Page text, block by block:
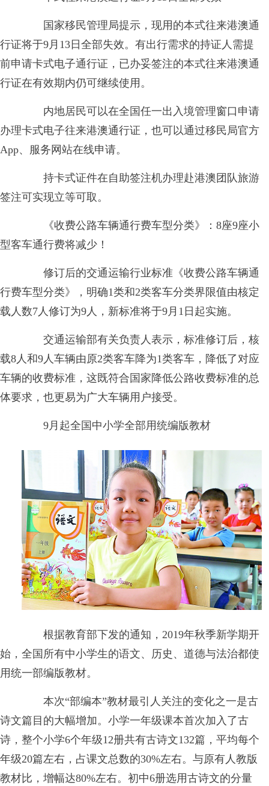
国家移民管理局提示，现用的本式往来港澳通
行证将于9月13日全部失效。有出行需求的持证人需提
前申请卡式电子通行证，已办妥签注的本式往来港澳通
行证在有效期内仍可继续使用。
内地居民可以在全国任一出入境管理窗口申请
办理卡式电子往来港澳通行证，也可以通过移民局官方
App、服务网站在线申请。
持卡式证件在自助签注机办理赴港澳团队旅游
签注可实现立等可取。
《收费公路车辆通行费车型分类》：8座9座小
型客车通行费将减少！
修订后的交通运输行业标准《收费公路车辆通
行费车型分类》，明确1类和2类客车分类界限值由核定
载人数7人修订为9人，新标准将于9月1日起实施。
交通运输部有关负责人表示，标准修订后，核
载8人和9人车辆由原2类客车降为1类客车，降低了对应
车辆的收费标准，这既符合国家降低公路收费标准的总
体要求，也更易为广大车辆用户接受。
9月起全国中小学全部用统编版教材
根据教育部下发的通知，2019年秋季新学期开
始，全国所有中小学生的语文、历史、道德与法治都使
用统一部编版教材。
本次“部编本”教材最引人关注的变化之一是古
诗文篇目的大幅增加。小学一年级课本首次加入了古
诗，整个小学6个年级12册共有古诗文132篇，平均每个
年级20篇左右，占课文总数的30%左右。与原有人教版
教材比，增幅达80%左右。初中6册选用古诗文的分量